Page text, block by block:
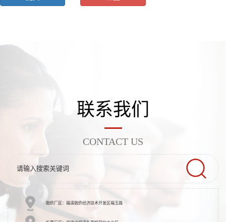
联系我们
CONTACT US
融侨厂区：福清融侨经济技术开发区福玉路